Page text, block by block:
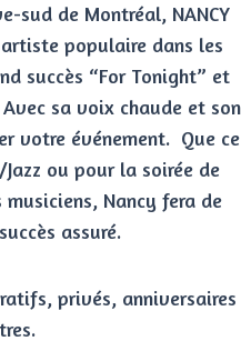
sud de Montréal, NANCY
artiste populaire dans les
succès “For Tonight” et
sa voix chaude et son
votre événement. Que ce
ou pour la soirée de
musiciens, Nancy fera de
assuré.
privés, anniversaires